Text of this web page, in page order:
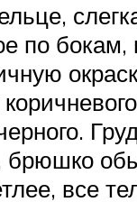
по бокам,
брюшко
все